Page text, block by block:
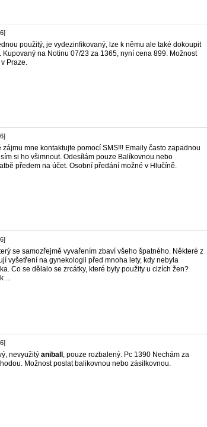
použitý, je vydezinfikovaný, lze k němu ale také dokoupit
na Notinu 07/23 za 1365, nyní cena 899. Možnost
Praze.
zájmu mne kontaktujte pomocí SMS!!! Emaily často zapadnou
si ho všimnout. Odesílám pouze Balíkovnou nebo
předem na účet. Osobní předání možné v Hlučíně.
se samozřejmě vyvařením zbaví všeho špatného. Některé z
vyšetření na gynekologii před mnoha lety, kdy nebyla
Co se dělalo se zrcátky, které byly použity u cizích žen?
...
nevyužitý aniball , pouze rozbalený. Pc 1390 Nechám za
Možnost poslat balikovnou nebo zásilkovnou.